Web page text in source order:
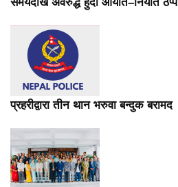
प्रहरीद्वारा तीन थान भरुवा बन्दुक बरामद